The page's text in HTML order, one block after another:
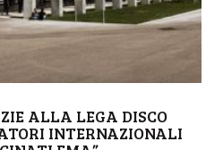
ALLA LEGA DISCO
INTERNAZIONALI